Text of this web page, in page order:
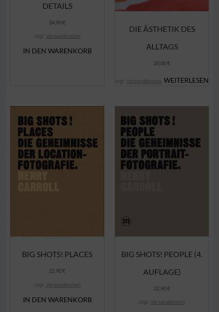
DETAILS
34,90€
zzgl. Versandkosten
IN DEN WARENKORB
DIE ÄSTHETIK DES
ALLTAGS
20,00€
zzgl. Versandkosten WEITERLESEN
BIG SHOTS! PLACES
22,90€
zzgl. Versandkosten
IN DEN WARENKORB
BIG SHOTS! PEOPLE (4.
AUFLAGE)
22,90€
zzgl. Versandkosten